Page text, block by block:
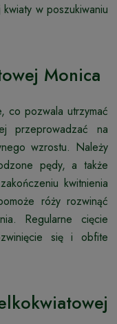
w poszukiwaniu
Monica
co pozwala utrzymać
przeprowadzać na
wzrostu. Należy
pędy, a także
kwitnienia
róży rozwinąć
Regularne cięcie
się i obfite